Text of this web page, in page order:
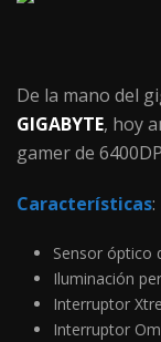
De la mano del
GIGABYTE, hoy
gamer de
Características:
Sensor óptico
Iluminación
Interruptor
Interruptor